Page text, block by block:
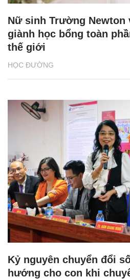
HỌC ĐƯỜNG
Nữ sinh Trường Newton
giành học bổng toàn
thế giới
Kỷ nguyên chuyển đổi
hướng cho con khi